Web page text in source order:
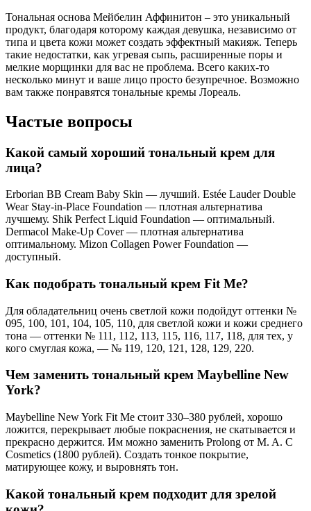
Тональная основа Мейбелин Аффинитон – это уникальный
продукт, благодаря которому каждая девушка, независимо от
типа и цвета кожи может создать эффектный макияж. Теперь
такие недостатки, как угревая сыпь, расширенные поры и
мелкие морщинки для вас не проблема. Всего каких-то
несколько минут и ваше лицо просто безупречное. Возможно
вам также понравятся тональные кремы Лореаль.
Частые вопросы
Какой самый хороший тональный крем для
лица?
Erborian BB Cream Baby Skin — лучший. Estée Lauder Double
Wear Stay-in-Place Foundation — плотная альтернатива
лучшему. Shik Perfect Liquid Foundation — оптимальный.
Dermacol Make-Up Cover — плотная альтернатива
оптимальному. Mizon Collagen Power Foundation —
доступный.
Как подобрать тональный крем Fit Me?
Для обладательниц очень светлой кожи подойдут оттенки №
095, 100, 101, 104, 105, 110, для светлой кожи и кожи среднего
тона — оттенки № 111, 112, 113, 115, 116, 117, 118, для тех, у
кого смуглая кожа, — № 119, 120, 121, 128, 129, 220.
Чем заменить тональный крем Maybelline New
York?
Maybelline New York Fit Me стоит 330–380 рублей, хорошо
ложится, перекрывает любые покраснения, не скатывается и
прекрасно держится. Им можно заменить Prolong от M. A. C
Cosmetics (1800 рублей). Создать тонкое покрытие,
матирующее кожу, и выровнять тон.
Какой тональный крем подходит для зрелой